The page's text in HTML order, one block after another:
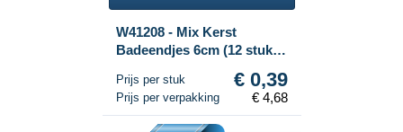
W41208 - Mix Kerst
Badeendjes 6cm (12 stuks)
Uitdeelcadeaus
Prijs per stuk € 0,39
Prijs per verpakking € 4,68